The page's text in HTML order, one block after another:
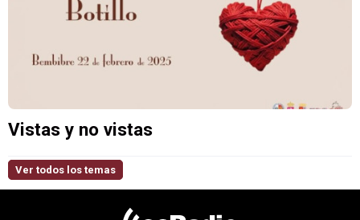
Vistas y no vistas
Ver todos los temas